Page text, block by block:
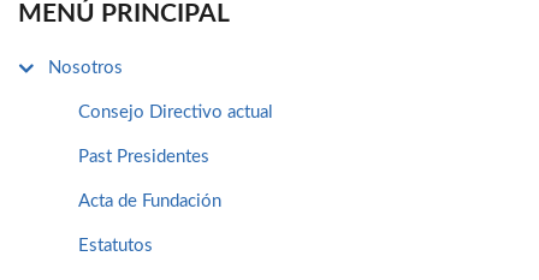
MENÚ PRINCIPAL
Nosotros
Consejo Directivo actual
Past Presidentes
Acta de Fundación
Estatutos